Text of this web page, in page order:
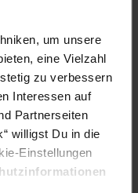
um unsere
eine Vielzahl
zu verbessern
Interessen auf
Partnerseiten
willigst Du in die
Einstellungen
Geräte